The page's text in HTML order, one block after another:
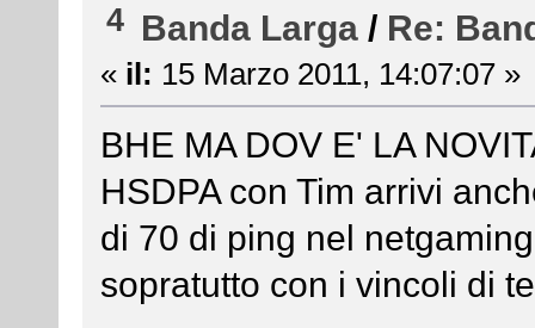
4 Banda Larga / Re:
« il: 15 Marzo 2011, 14:07:07 »
BHE MA DOV E' LA
HSDPA con Tim arrivi
di 70 di ping nel
sopratutto con i vincoli di